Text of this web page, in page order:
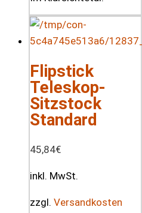
Flipstick
Teleskop-
Sitzstock
Standard
45,84€
inkl. MwSt.
zzgl. Versandkosten